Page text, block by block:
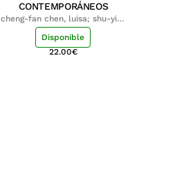
CONTEMPORÁNEOS
cheng-fan chen, luisa; shu-ying
chang, luisa
Disponible
22.00€